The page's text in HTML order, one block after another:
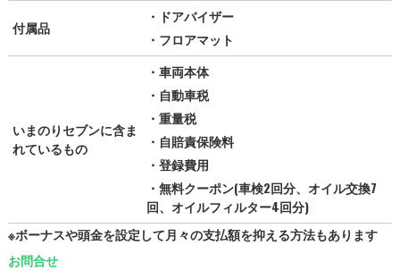
付属品
・ドアバイザー
・フロアマット
いまのりセブンに含ま
れているもの
・車両本体
・自動車税
・重量税
・自賠責保険料
・登録費用
・無料クーポン(車検2回分、オイル交換7
回、オイルフィルター4回分)
※ボーナスや頭金を設定して月々の支払額を抑える方法もあります
お問合せ